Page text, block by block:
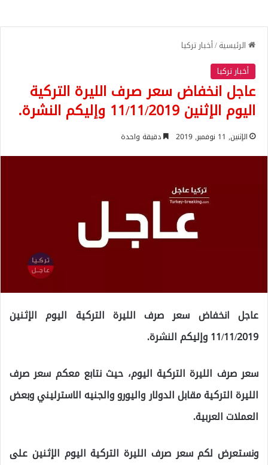
الرئيسية/أخبار تركيا
أخبار تركيا
عاجل انخفاض سعر صرف الليرة التركية
اليوم الإثنين 11/11/2019 وإليكم النشرة.
الإثنين, 11 نوفمبر, 2019 دقيقة واحدة
عاجل انخفاض سعر صرف الليرة التركية اليوم الإثنين
11/11/2019 وإليكم النشرة.
سعر صرف الليرة التركية اليوم، حيث نتابع معكم سعر صرف
الليرة التركية مقابل الدولار واليورو والجنيه الاسترليني وبعض
العملات العربية.
ونستعرض لكم سعر صرف الليرة التركية اليوم الإثنين على